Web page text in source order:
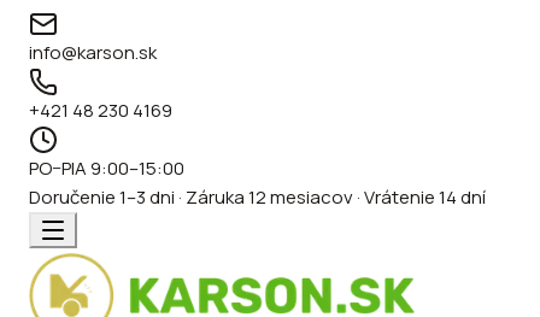
info@karson.sk
+421 48 230 4169
PO–PIA 9:00–15:00
Doručenie 1–3 dni · Záruka 12 mesiacov · Vrátenie 14 dní